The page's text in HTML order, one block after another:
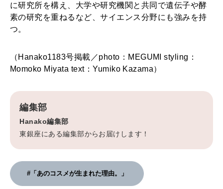
に研究所を構え、大学や研究機関と共同で遺伝子や酵
素の研究を重ねるなど、サイエンス分野にも強みを持
つ。
（Hanako1183号掲載／photo：MEGUMI styling：
Momoko Miyata text：Yumiko Kazama）
編集部
Hanako編集部
東銀座にある編集部からお届けします！
#「あのコスメが生まれた理由。」